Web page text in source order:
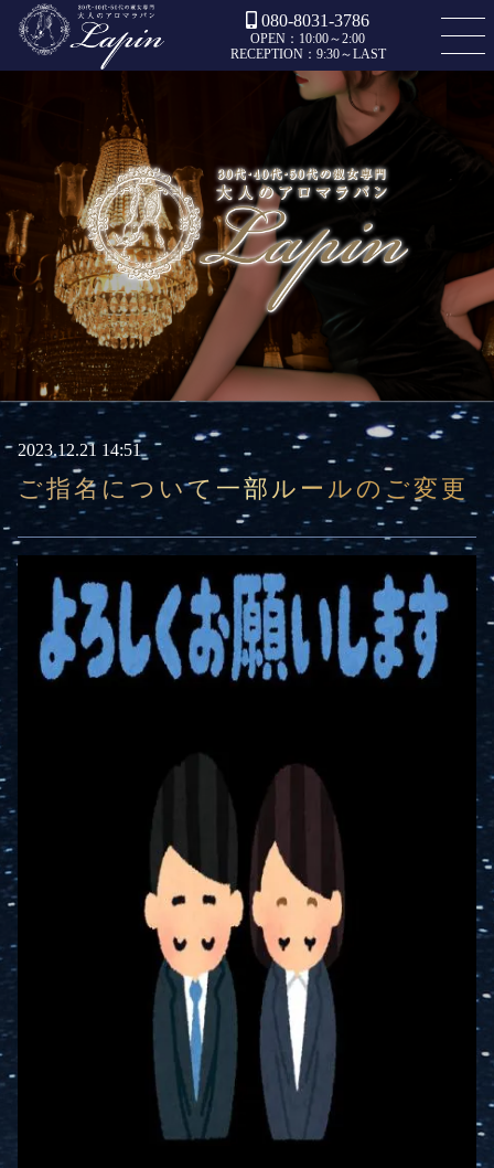
080-8031-3786
OPEN：10:00～2:00
RECEPTION：9:30～LAST
2023.12.21 14:51
ご指名について一部ルールのご変更